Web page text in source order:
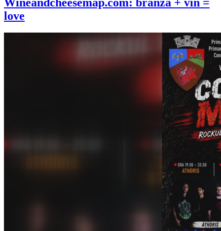
Wineandcheesemap.com: branza + vin =
love